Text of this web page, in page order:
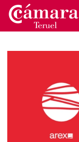
Skip to main content